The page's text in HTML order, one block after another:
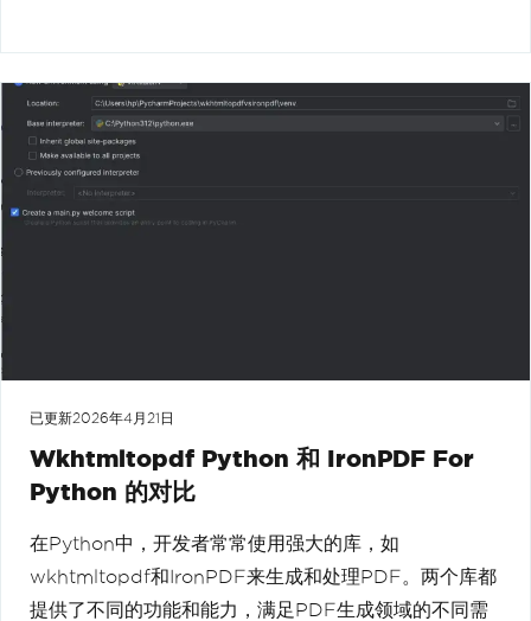
已更新2026年4月21日
Wkhtmltopdf Python 和 IronPDF For
Python 的对比
在Python中，开发者常常使用强大的库，如
wkhtmltopdf和IronPDF来生成和处理PDF。两个库都
提供了不同的功能和能力，满足PDF生成领域的不同需